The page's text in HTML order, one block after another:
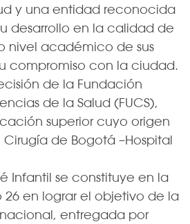
y una entidad reconocida
desarrollo en la calidad de
nivel académico de sus
compromiso con la ciudad.
de la Fundación
de la Salud (FUCS),
superior cuyo origen
de Bogotá –Hospital
Infantil se constituye en la
26 en lograr el objetivo de la
entregada por